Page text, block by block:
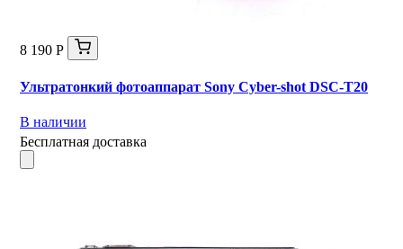
8 190 Р
Ультратонкий фотоаппарат Sony Cyber-shot DSC-T20
В наличии
Бесплатная доставка